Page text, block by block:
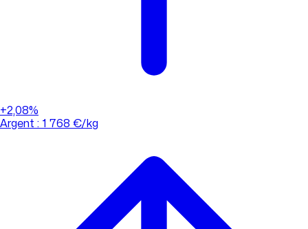
+2,08%
Argent : 1 768 €/kg
(appel non surtaxé)
Consulter l'évolution des cours